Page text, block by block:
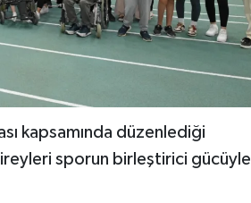
kapsamında düzenlediği
sporun birleştirici gücüyle